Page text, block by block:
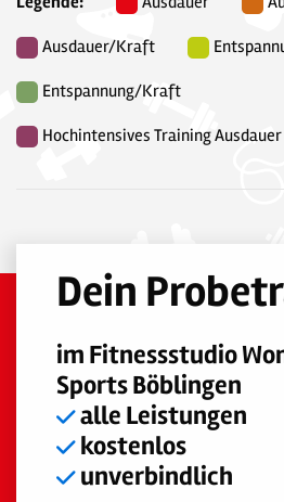
Ausdauer/Kraft
Entspannung/Kraft
Hochintensives Training
Dein
im Fitnessstudio
Sports Böblingen
alle Leistungen
kostenlos
unverbindlich